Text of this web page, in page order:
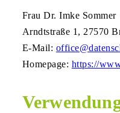
Frau Dr. Imke Sommer
Arndtstraße 1, 27570
E-Mail:
Homepage: https://